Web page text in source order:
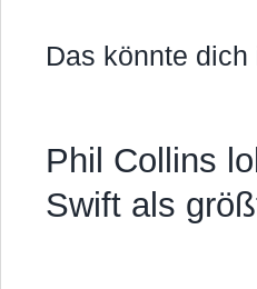
Das könnte
Phil Collins
Swift als